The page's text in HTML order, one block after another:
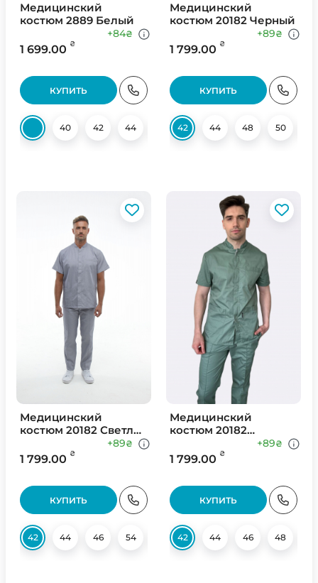
Медицинский
костюм 2889 Белый
1 699.00 ₴
+84₴
КУПИТЬ
40 42 44 48
Медицинский
костюм 20182 Черный
1 799.00 ₴
+89₴
КУПИТЬ
42 44 48 50
Медицинский
костюм 20182 Светло
1 799.00 ₴
+89₴
КУПИТЬ
42 44 46 54 58
Медицинский
костюм 20182
1 799.00 ₴
+89₴
КУПИТЬ
42 44 46 48